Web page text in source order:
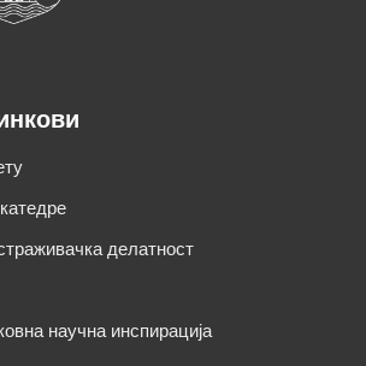
делатност
научна инспирација